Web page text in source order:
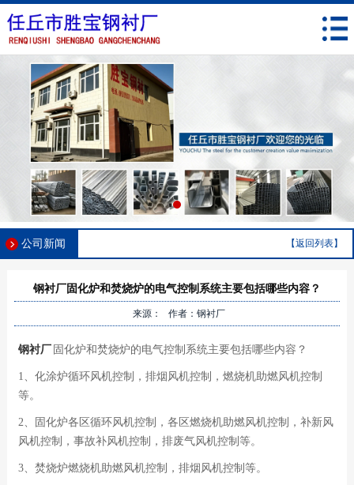
公司新闻 【返回列表】
钢衬厂固化炉和焚烧炉的电气控制系统主要包括哪些内容？
来源： 作者：钢衬厂
钢衬厂 固化炉和焚烧炉的电气控制系统主要包括哪些内容？
1、化涂炉循环风机控制，排烟风机控制，燃烧机助燃风机控制
等。
2、固化炉各区循环风机控制，各区燃烧机助燃风机控制，补新风
风机控制，事故补风机控制，排废气风机控制等。
3、焚烧炉燃烧机助燃风机控制，排烟风机控制等。